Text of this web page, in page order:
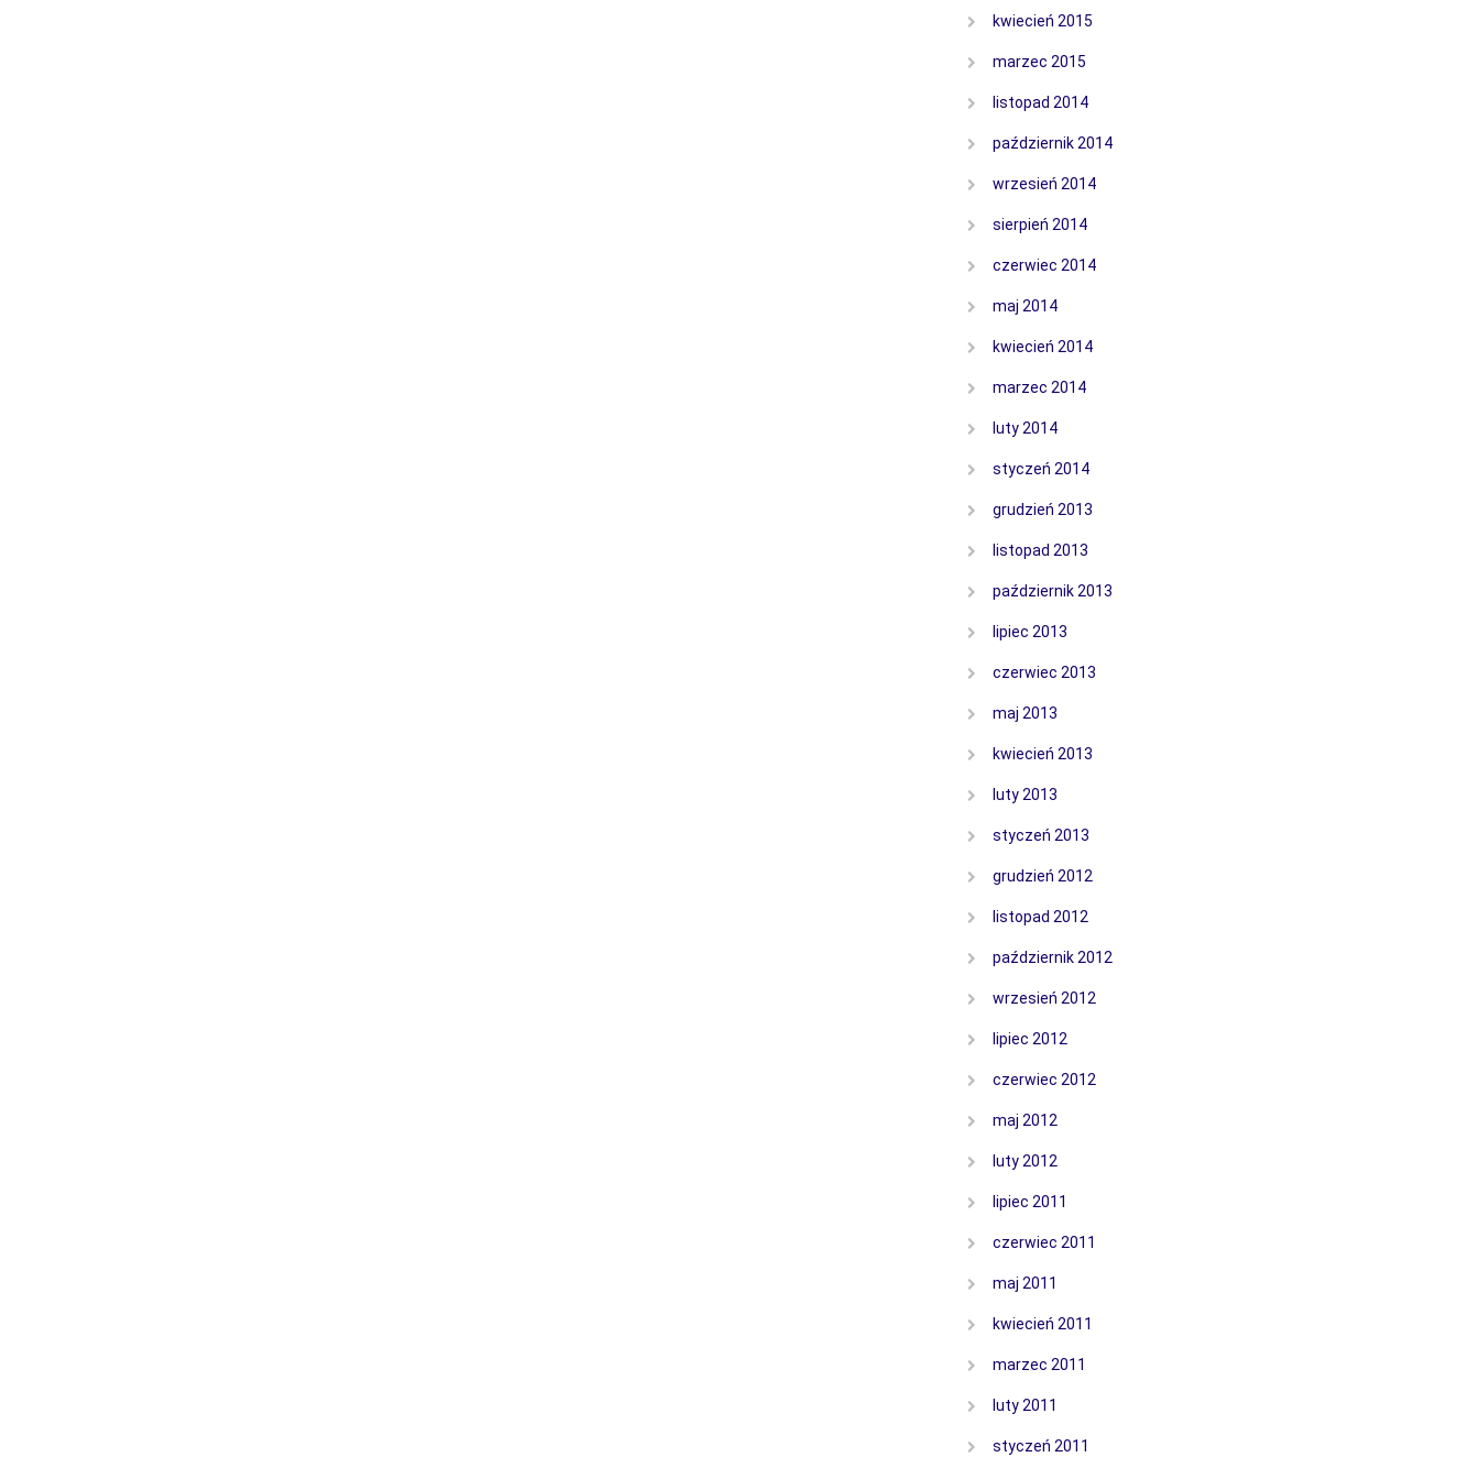
kwiecień 2015
marzec 2015
listopad 2014
październik 2014
wrzesień 2014
sierpień 2014
czerwiec 2014
maj 2014
kwiecień 2014
marzec 2014
luty 2014
styczeń 2014
grudzień 2013
listopad 2013
październik 2013
lipiec 2013
czerwiec 2013
maj 2013
kwiecień 2013
luty 2013
styczeń 2013
grudzień 2012
listopad 2012
październik 2012
wrzesień 2012
lipiec 2012
czerwiec 2012
maj 2012
luty 2012
lipiec 2011
czerwiec 2011
maj 2011
kwiecień 2011
marzec 2011
luty 2011
styczeń 2011